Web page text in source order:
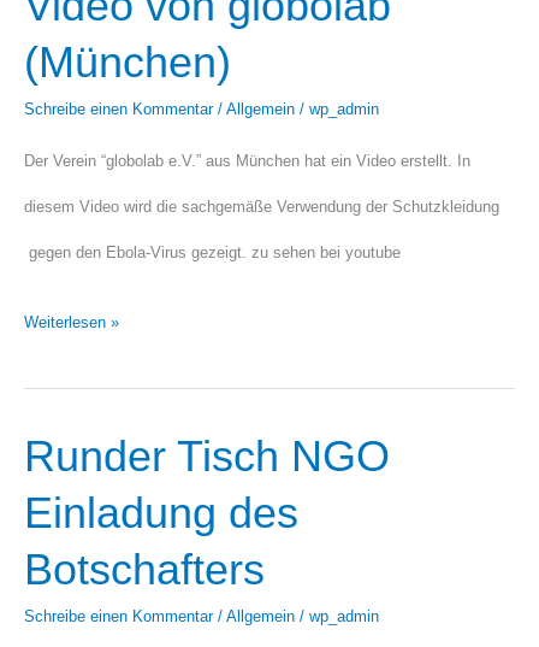
(München)
Schreibe einen Kommentar / Allgemein / wp_admin
Der Verein “globolab e.V.” aus München hat ein Video erstellt. In
diesem Video wird die sachgemäße Verwendung der Schutzkleidung
gegen den Ebola-Virus gezeigt. zu sehen bei youtube
von
(München)
Weiterlesen »
Runder Tisch NGO
Einladung des
Botschafters
Schreibe einen Kommentar / Allgemein / wp_admin
Runder
Tisch
Einladung